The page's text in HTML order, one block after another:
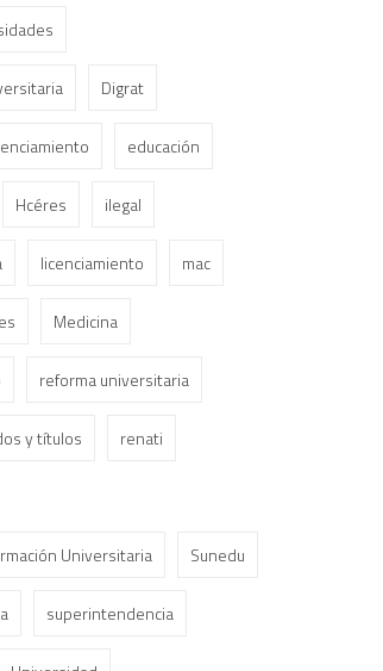
Digrat
educación
Hcéres ilegal
licenciamiento mac
Medicina
reforma universitaria
y títulos renati
Universitaria Sunedu
superintendencia